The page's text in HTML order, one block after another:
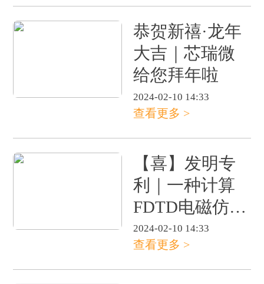
恭贺新禧·龙年
大吉｜芯瑞微
给您拜年啦
2024-02-10 14:33
查看更多 >
【喜】发明专
利｜一种计算
FDTD电磁仿真
收敛检测触发
时刻的方法
2024-02-10 14:33
查看更多 >